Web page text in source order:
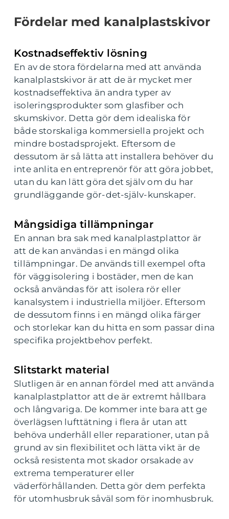
Fördelar med kanalplastskivor
Kostnadseffektiv lösning
En av de stora fördelarna med att använda
kanalplastskivor är att de är mycket mer
kostnadseffektiva än andra typer av
isoleringsprodukter som glasfiber och
skumskivor. Detta gör dem idealiska för
både storskaliga kommersiella projekt och
mindre bostadsprojekt. Eftersom de
dessutom är så lätta att installera behöver du
inte anlita en entreprenör för att göra jobbet,
utan du kan lätt göra det själv om du har
grundläggande gör-det-själv-kunskaper.
Mångsidiga tillämpningar
En annan bra sak med kanalplastplattor är
att de kan användas i en mängd olika
tillämpningar. De används till exempel ofta
för väggisolering i bostäder, men de kan
också användas för att isolera rör eller
kanalsystem i industriella miljöer. Eftersom
de dessutom finns i en mängd olika färger
och storlekar kan du hitta en som passar dina
specifika projektbehov perfekt.
Slitstarkt material
Slutligen är en annan fördel med att använda
kanalplastplattor att de är extremt hållbara
och långvariga. De kommer inte bara att ge
överlägsen lufttätning i flera år utan att
behöva underhåll eller reparationer, utan på
grund av sin flexibilitet och lätta vikt är de
också resistenta mot skador orsakade av
extrema temperaturer eller
väderförhållanden. Detta gör dem perfekta
för utomhusbruk såväl som för inomhusbruk.